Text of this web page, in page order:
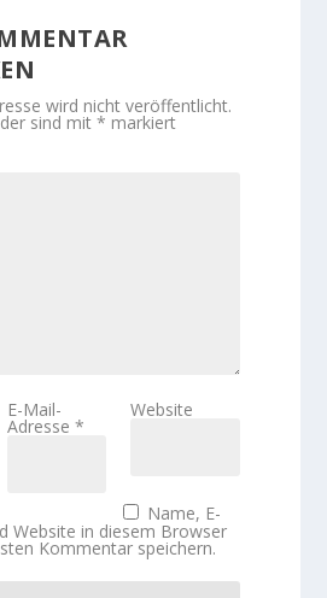
wird nicht veröffentlicht.
sind mit* markiert
E-Mail-
Adresse*
Website
Name, E-
Website in diesem Browser
Kommentar speichern.